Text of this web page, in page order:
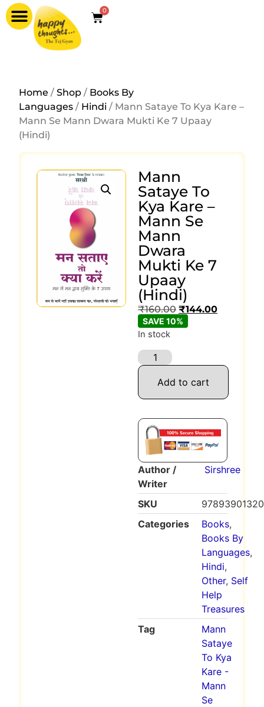
0
Home /Shop / Books By
Languages / Hindi / Mann Sataye To Kya Kare –
Mann Se Mann Dwara Mukti Ke 7 Upaay
(Hindi)
Mann
Sataye To
Kya Kare –
Mann Se
Mann
Dwara
Mukti Ke 7
Upaay
(Hindi)
₹160.00 ₹144.00
SAVE 10%
In stock
Add to cart
Author /
Writer
Sirshree
SKU
Categories
Books,
Books By
Languages,
Hindi,
Other, Self
Help
Treasures
Tag
Mann
Sataye
To Kya
Kare -
Mann
Se